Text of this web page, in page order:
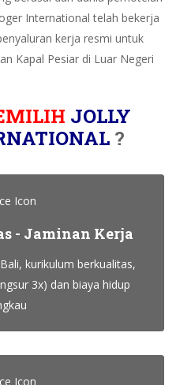
International telah bekerja
kerja resmi untuk
Kapal Pesiar di Luar Negeri
JOLLY
?
- Jaminan Kerja
kurikulum berkualitas,
3x) dan biaya hidup